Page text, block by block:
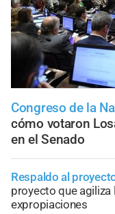
Congreso de la
cómo votaron
en el Senado
Respaldo al
proyecto que
expropiaciones